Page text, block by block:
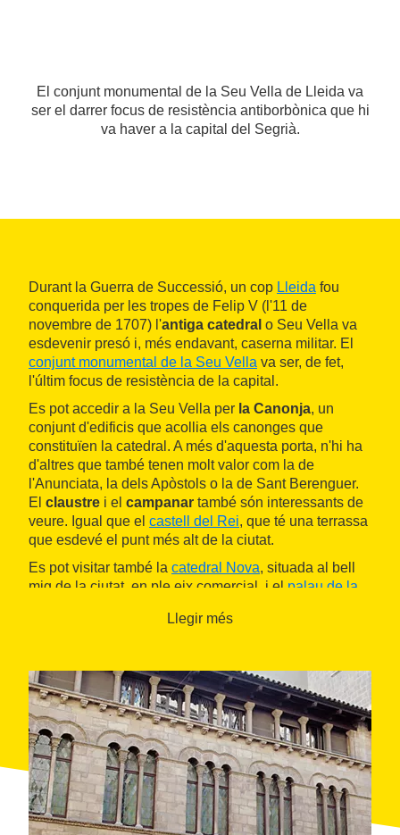
El conjunt monumental de la Seu Vella de Lleida va
ser el darrer focus de resistència antiborbònica que hi
va haver a la capital del Segrià.
Durant la Guerra de Successió, un cop Lleida fou
conquerida per les tropes de Felip V (l'11 de
novembre de 1707) l'antiga catedral o Seu Vella va
esdevenir presó i, més endavant, caserna militar. El
conjunt monumental de la Seu Vella va ser, de fet,
l'últim focus de resistència de la capital.
Es pot accedir a la Seu Vella per la Canonja, un
conjunt d'edificis que acollia els canonges que
constituïen la catedral. A més d'aquesta porta, n'hi ha
d'altres que també tenen molt valor com la de
l'Anunciata, la dels Apòstols o la de Sant Berenguer.
El claustre i el campanar també són interessants de
veure. Igual que el castell del Rei, que té una terrassa
que esdevé el punt més alt de la ciutat.
Es pot visitar també la catedral Nova, situada al bell
mig de la ciutat, en ple eix comercial, i el palau de la
del que va succeir durant la guerra i els anys
posteriors.
Llegir més